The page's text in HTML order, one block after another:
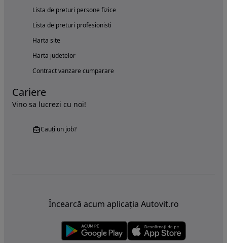
Lista de preturi persone fizice
Lista de preturi profesionisti
Harta site
Harta judetelor
Contract vanzare cumparare
Cariere
Vino sa lucrezi cu noi!
Cauți un job?
Încearcă acum aplicația Autovit.ro